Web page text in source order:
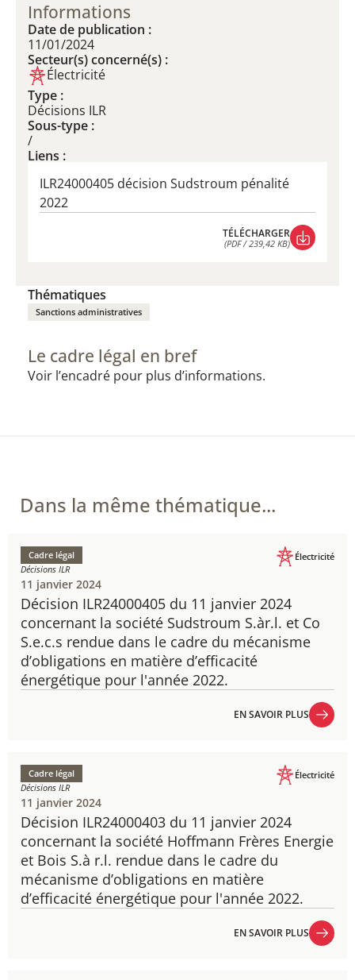
Informations
Date de publication :
11/01/2024
Secteur(s) concerné(s) :
Électricité
Type :
Décisions ILR
Sous-type :
/
Liens :
ILR24000405 décision Sudstroum pénalité
2022
TÉLÉCHARGER
(PDF / 239,42 KB)
Thématiques
Sanctions administratives
Le cadre légal en bref
Voir l’encadré pour plus d’informations.
Dans la même thématique...
Décision ILR24000405 du 11 janvier 2024
​concernant la société Sudstroum S.àr.l. et Co
S.e.c.s rendue dans le cadre du mécanisme
d’obligations en matière d’efficacité
énergétique pour l'année 2022.
Cadre légal
Décisions ILR
Électricité
11 janvier 2024
EN SAVOIR PLUS
Décision ILR24000403 du 11 janvier 2024
​concernant la société Hoffmann Frères Energie
et Bois S.à r.l. rendue dans le cadre du
mécanisme d’obligations en matière
d’efficacité énergétique pour l'année 2022.
Cadre légal
Décisions ILR
Électricité
11 janvier 2024
EN SAVOIR PLUS